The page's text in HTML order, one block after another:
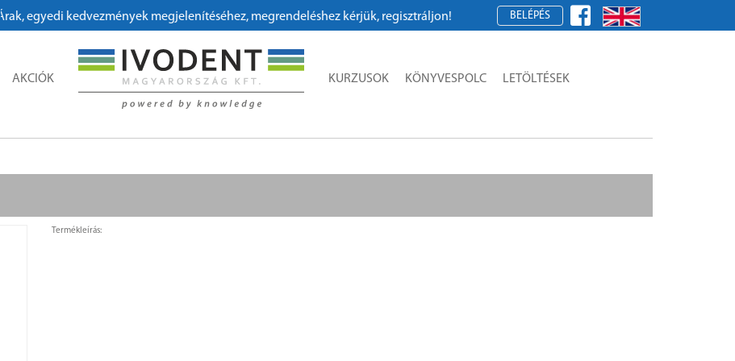
egyedi kedvezmények megjelenítéséhez, megrendeléshez kérjük, regisztráljon! BELÉPÉS
AKCIÓK KURZUSOK KÖNYVESPOLC LETÖLTÉSEK
Termékleírás: